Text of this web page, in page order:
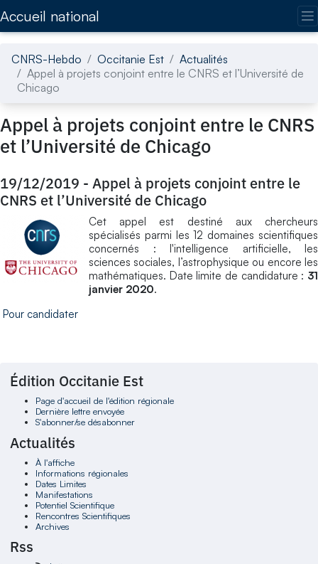
Accueil national
CNRS-Hebdo Occitanie Est
Actualités
Appel à projets conjoint entre le CNRS et l’Université de
Chicago
Appel à projets conjoint entre le CNRS
et l’Université de Chicago
19/12/2019 - Appel à projets conjoint entre le
CNRS et l’Université de Chicago
Cet appel est destiné aux chercheurs
spécialisés parmi les 12 domaines scientifiques
concernés : l'intelligence artificielle, les
sciences sociales, l’astrophysique ou encore les
mathématiques. Date limite de candidature : 31
janvier 2020.
Pour candidater
Édition Occitanie Est
Page d'accueil de l'édition régionale
Dernière lettre envoyée
S'abonner/se désabonner
Actualités
À l'affiche
Informations régionales
Dates Limites
Manifestations
Potentiel Scientifique
Rencontres Scientifiques
Archives
Rss